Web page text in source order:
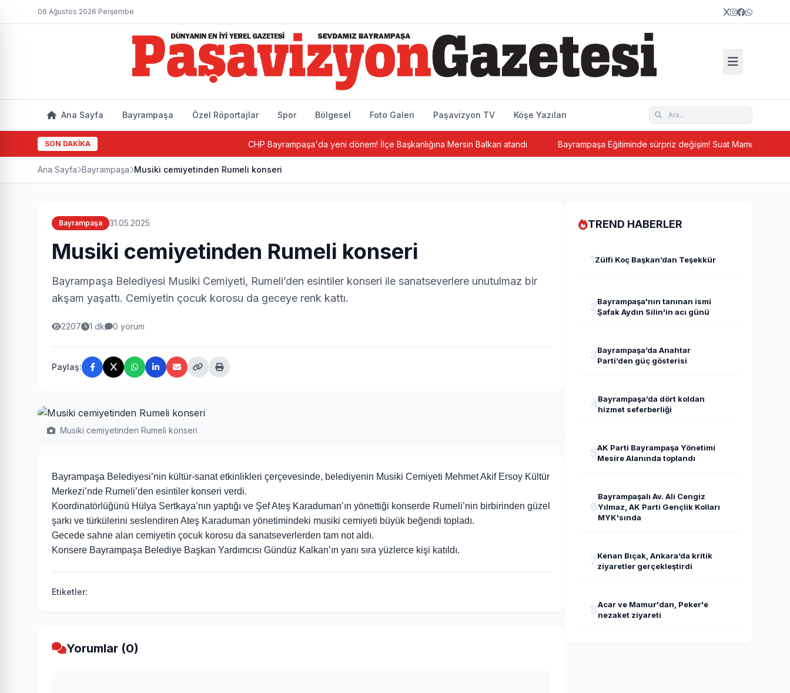
06 Ağustos 2026 Perşembe
Ana Sayfa Bayrampaşa Özel Röportajlar Spor Bölgesel Foto Galeri Paşavizyon TV Köşe Yazıları
SON DAKİKA CHP Bayrampaşa'da yeni dönem! İlçe Başkanlığına Mersin Balkan atandı Bayrampaşa Eğitiminde sürpriz değişim! Suat Mamur gitti, Hüseyin
Ana Sayfa Bayrampaşa Musiki cemiyetinden Rumeli konseri
Bayrampaşa 31.05.2025
Musiki cemiyetinden Rumeli konseri
Bayrampaşa Belediyesi Musiki Cemiyeti, Rumeli’den esintiler konseri ile sanatseverlere unutulmaz bir
akşam yaşattı. Cemiyetin çocuk korosu da geceye renk kattı.
2207 1 dk 0 yorum
Paylaş:
Musiki cemiyetinden Rumeli konseri
Bayrampaşa Belediyesi’nin kültür-sanat etkinlikleri çerçevesinde, belediyenin Musiki Cemiyeti Mehmet Akif Ersoy Kültür
Merkezi’nde Rumeli’den esintiler konseri verdi.
Koordinatörlüğünü Hülya Sertkaya’nın yaptığı ve Şef Ateş Karaduman’ın yönettiği konserde Rumeli’nin birbirinden güzel
şarkı ve türkülerini seslendiren Ateş Karaduman yönetimindeki musiki cemiyeti büyük beğendi topladı.
Gecede sahne alan cemiyetin çocuk korosu da sanatseverlerden tam not aldı.
Konsere Bayrampaşa Belediye Başkan Yardımcısı Gündüz Kalkan’ın yanı sıra yüzlerce kişi katıldı.
Etiketler:
Yorumlar (0)
TREND HABERLER
1Zülfi Koç Başkan’dan Teşekkür
2Bayrampaşa'nın tanınan ismi
Şafak Aydın Silin'in acı günü
3Bayrampaşa’da Anahtar
Parti’den güç gösterisi
4Bayrampaşa’da dört koldan
hizmet seferberliği
5AK Parti Bayrampaşa Yönetimi
Mesire Alanında toplandı
6
Bayrampaşalı Av. Ali Cengiz
Yılmaz, AK Parti Gençlik Kolları
MYK'sında
7Kenan Bıçak, Ankara’da kritik
ziyaretler gerçekleştirdi
8Acar ve Mamur'dan, Peker'e
nezaket ziyareti